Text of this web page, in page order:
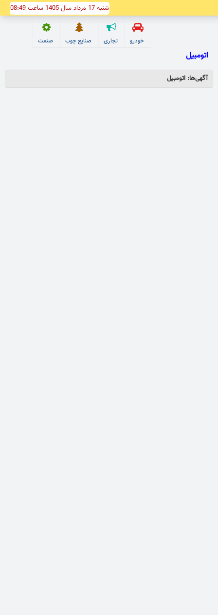
شنبه 17 مرداد سال 1405 ساعت 08:49
صنعت صنایع چوب تجاری خودرو
اتومبیل
آگهی‌ها: اتومبیل